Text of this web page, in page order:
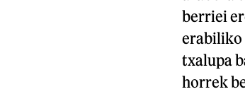
berriei
erabiliko
txalupa
horrek